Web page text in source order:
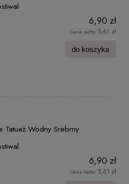
6,90 zł
Cena netto: 5,61 zł
do koszyka
Tatuaż Wodny Srebrny
6,90 zł
Cena netto: 5,61 zł